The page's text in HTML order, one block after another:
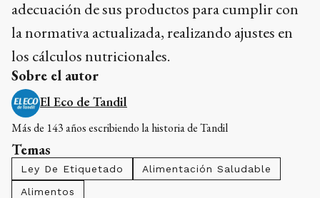
adecuación de sus productos para cumplir con
la normativa actualizada, realizando ajustes en
los cálculos nutricionales.
Sobre el autor
El Eco de Tandil
Más de 143 años escribiendo la historia de Tandil
Temas
Ley De Etiquetado
Alimentación Saludable
Alimentos